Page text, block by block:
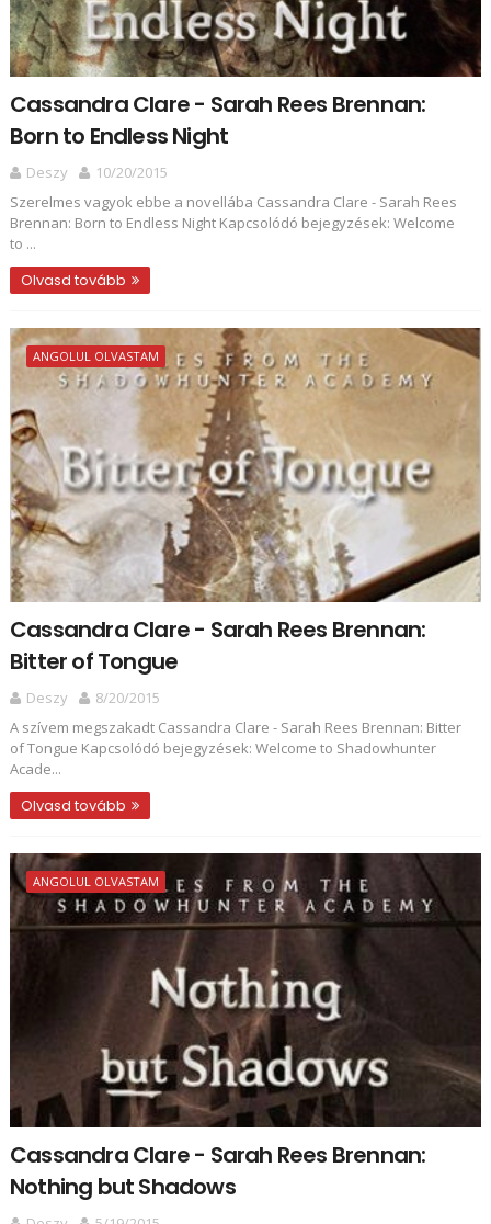
Cassandra Clare - Sarah Rees Brennan:
Born to Endless Night
Deszy
10/20/2015
Szerelmes vagyok ebbe a novellába Cassandra Clare - Sarah Rees
Brennan: Born to Endless Night Kapcsolódó bejegyzések: Welcome
to ...
Olvasd tovább
ANGOLUL OLVASTAM
Cassandra Clare - Sarah Rees Brennan:
Bitter of Tongue
Deszy
8/20/2015
A szívem megszakadt Cassandra Clare - Sarah Rees Brennan: Bitter
of Tongue Kapcsolódó bejegyzések: Welcome to Shadowhunter
Acade...
Olvasd tovább
ANGOLUL OLVASTAM
Cassandra Clare - Sarah Rees Brennan:
Nothing but Shadows